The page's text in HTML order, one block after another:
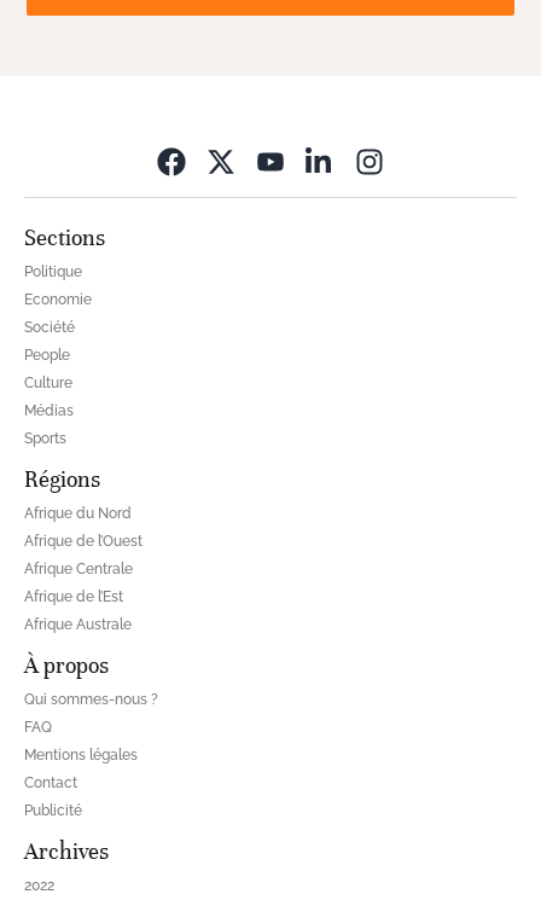
Sections
Politique
Economie
Société
People
Culture
Médias
Sports
Régions
Afrique du Nord
Afrique de l’Ouest
Afrique Centrale
Afrique de l’Est
Afrique Australe
À propos
Qui sommes-nous ?
FAQ
Mentions légales
Contact
Publicité
Archives
2022